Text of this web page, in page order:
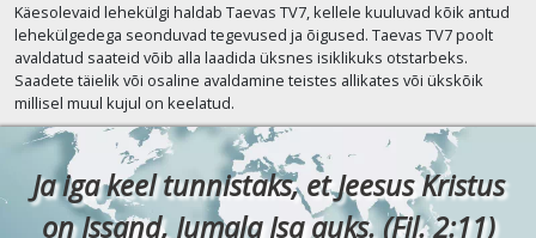
Käesolevaid lehekülgi haldab Taevas TV7, kellele kuuluvad kõik antud
lehekülgedega seonduvad tegevused ja õigused. Taevas TV7 poolt
avaldatud saateid võib alla laadida üksnes isiklikuks otstarbeks.
Saadete täielik või osaline avaldamine teistes allikates või ükskõik
millisel muul kujul on keelatud.
Ja iga keel tunnistaks, et Jeesus Kristus
on Issand, Jumala Isa auks. (Fil. 2:11)